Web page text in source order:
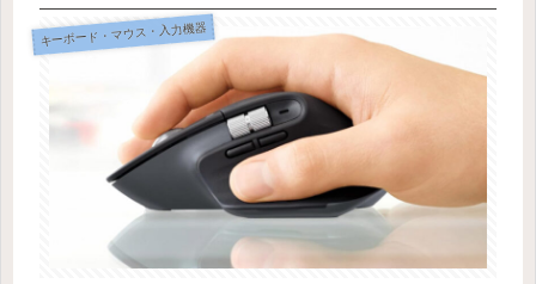
キーボード・マウス・入力機器